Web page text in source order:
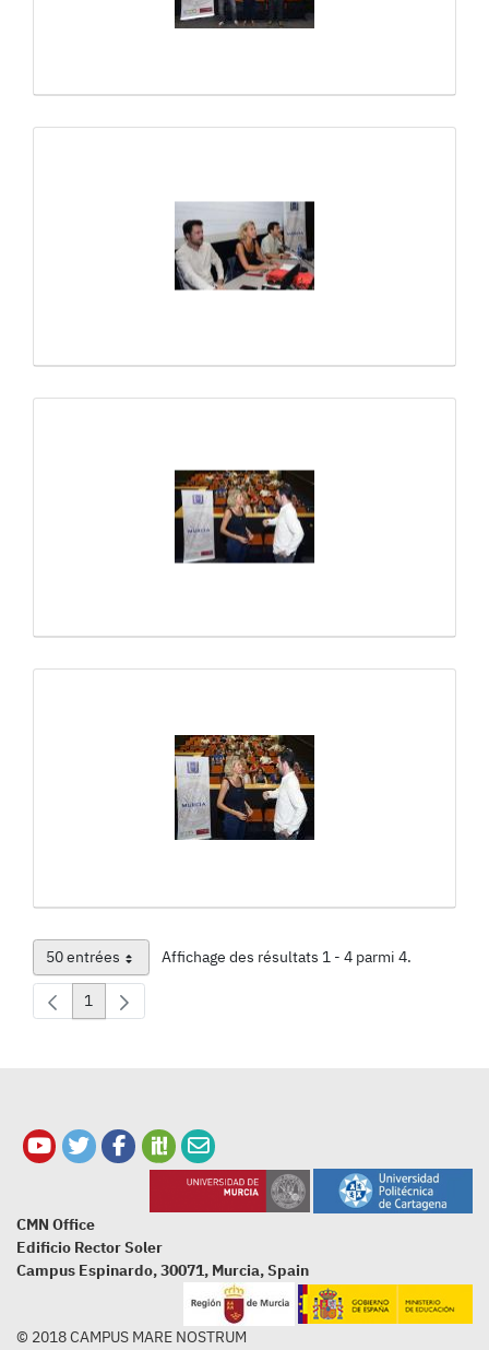
50 entrées
Par page Affichage des résultats 1 - 4 parmi 4.
Page
1
CMN Office
Edificio Rector Soler
Campus Espinardo, 30071, Murcia, Spain
© 2018 CAMPUS MARE NOSTRUM